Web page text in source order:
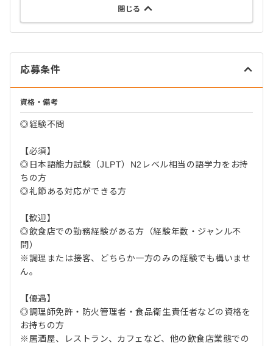
閉じる
応募条件
資格・備考
◎経験不問
【必須】
◎日本語能力試験（JLPT）N2レベル相当の語学力をお持
ちの方
◎礼節ある対応ができる方
【歓迎】
◎飲食店での勤務経験がある方（経験年数・ジャンル不
問）
※調理または接客、どちらか一方のみの経験でも構いませ
ん。
【優遇】
◎調理師免許・防火管理者・食品衛生責任者などの資格を
お持ちの方
※居酒屋、レストラン、カフェなど、他の飲食店業態での